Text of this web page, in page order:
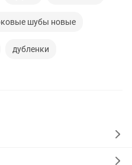
шубы новые
дубленки